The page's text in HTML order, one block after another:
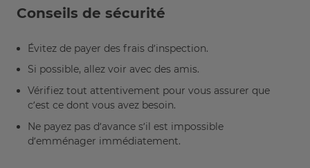
Conseils de sécurité
Évitez de payer des frais d’inspection.
Si possible, allez voir avec des amis.
Vérifiez tout attentivement pour vous assurer que
c’est ce dont vous avez besoin.
Ne payez pas d’avance s’il est impossible
d’emménager immédiatement.